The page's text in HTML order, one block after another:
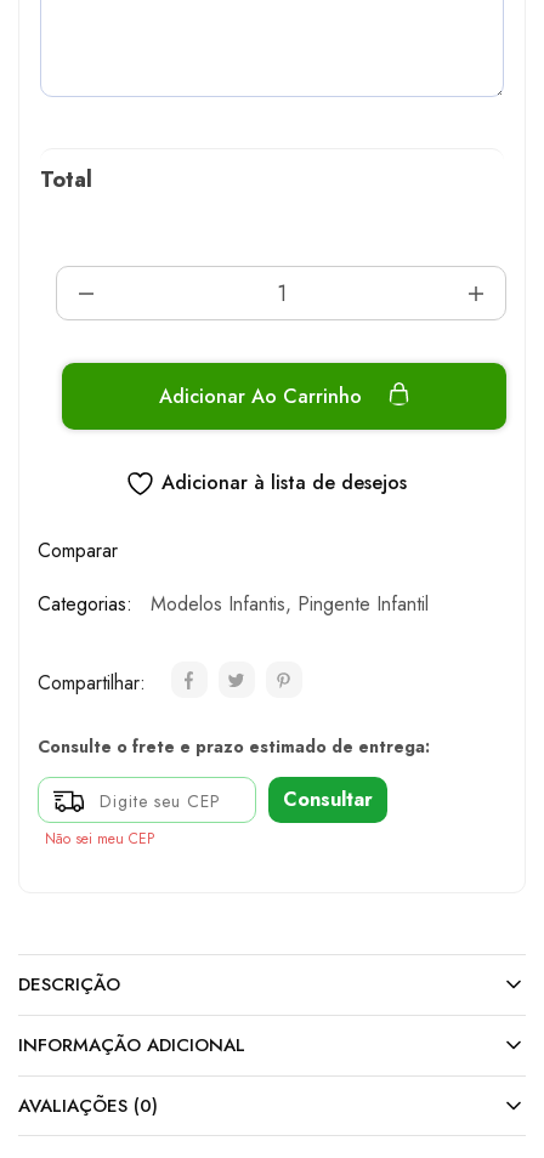
Total
Adicionar Ao Carrinho
Adicionar à lista de desejos
Comparar
Categorias:
Modelos Infantis, Pingente Infantil
Compartilhar:
Consulte o frete e prazo estimado de entrega:
Consultar
Não sei meu CEP
DESCRIÇÃO
INFORMAÇÃO ADICIONAL
AVALIAÇÕES (0)